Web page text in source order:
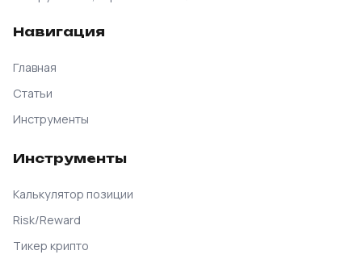
Навигация
Главная
Статьи
Инструменты
Инструменты
Калькулятор позиции
Risk/Reward
Тикер крипто